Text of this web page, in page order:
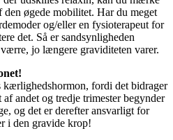
øgede mobilitet. Har du meget
og/eller en fysioterapeut for
det. Så er sandsynligheden
jo længere graviditeten varer.
fordi det bidrager
andet og tredje trimester begynder
og det er derefter ansvarligt for
i den gravide krop!